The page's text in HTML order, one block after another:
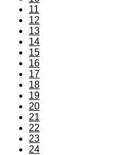
11
12
13
14
15
16
17
18
19
20
21
22
23
24